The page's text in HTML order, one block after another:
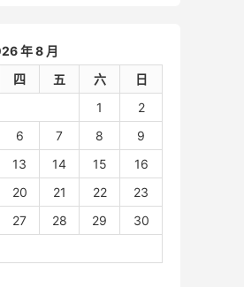
年 8 月
四 五 六
日
1
2
6 7 8
9
13 14 15
16
20 21 22
23
27 28 29
30